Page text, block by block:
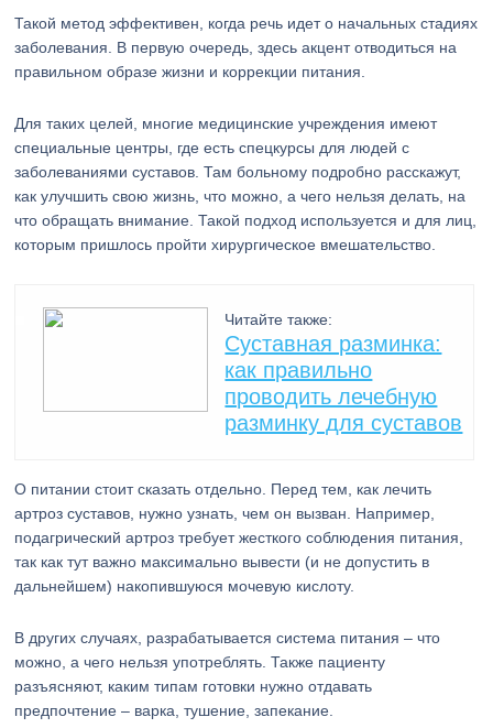
Такой метод эффективен, когда речь идет о начальных стадиях
заболевания. В первую очередь, здесь акцент отводиться на
правильном образе жизни и коррекции питания.
Для таких целей, многие медицинские учреждения имеют
специальные центры, где есть спецкурсы для людей с
заболеваниями суставов. Там больному подробно расскажут,
как улучшить свою жизнь, что можно, а чего нельзя делать, на
что обращать внимание. Такой подход используется и для лиц,
которым пришлось пройти хирургическое вмешательство.
Читайте также:
Суставная разминка:
как правильно
проводить лечебную
разминку для суставов
О питании стоит сказать отдельно. Перед тем, как лечить
артроз суставов, нужно узнать, чем он вызван. Например,
подагрический артроз требует жесткого соблюдения питания,
так как тут важно максимально вывести (и не допустить в
дальнейшем) накопившуюся мочевую кислоту.
В других случаях, разрабатывается система питания – что
можно, а чего нельзя употреблять. Также пациенту
разъясняют, каким типам готовки нужно отдавать
предпочтение – варка, тушение, запекание.